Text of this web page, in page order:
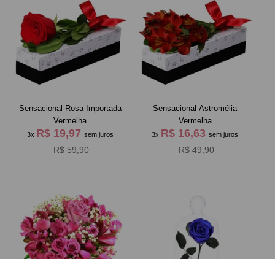
Sensacional Rosa Importada
Vermelha
3x R$ 19,97 sem juros
R$ 59,90
Sensacional Astromélia
Vermelha
3x R$ 16,63sem juros
R$ 49,90